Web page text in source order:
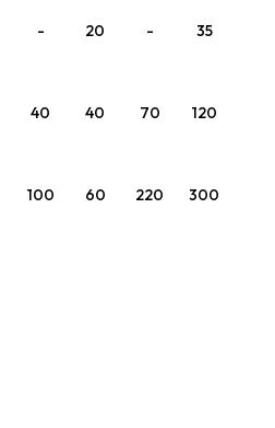
- 20 - 35
40 40 70 120
100 60 220 300